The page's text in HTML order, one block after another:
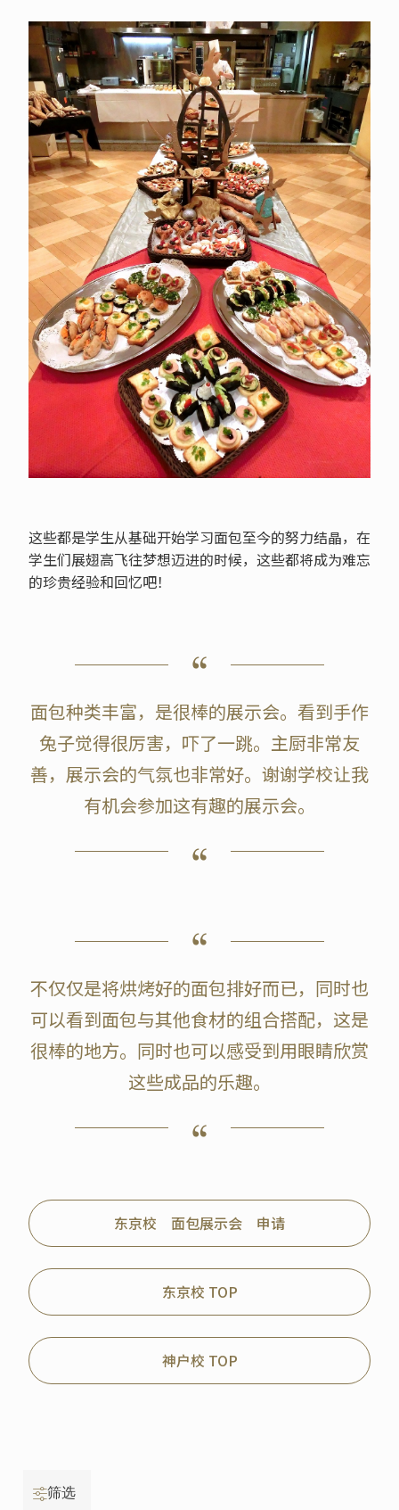
这些都是学生从基础开始学习面包至今的努力结晶，在
学生们展翅高飞往梦想迈进的时候，这些都将成为难忘
的珍贵经验和回忆吧！
面包种类丰富，是很棒的展示会。看到手作
兔子觉得很厉害，吓了一跳。主厨非常友
善，展示会的气氛也非常好。谢谢学校让我
有机会参加这有趣的展示会。
不仅仅是将烘烤好的面包排好而已，同时也
可以看到面包与其他食材的组合搭配，这是
很棒的地方。同时也可以感受到用眼睛欣赏
这些成品的乐趣。
东京校 面包展示会 申请
东京校 TOP
神户校 TOP
筛选